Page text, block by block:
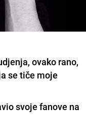
ovako rano,
se tiče moje
svoje fanove na